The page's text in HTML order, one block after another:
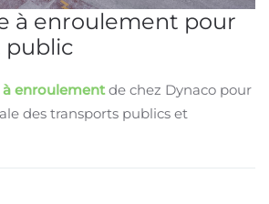
à enroulement pour
public
enroulementde chez Dynaco pour
des transports publics et